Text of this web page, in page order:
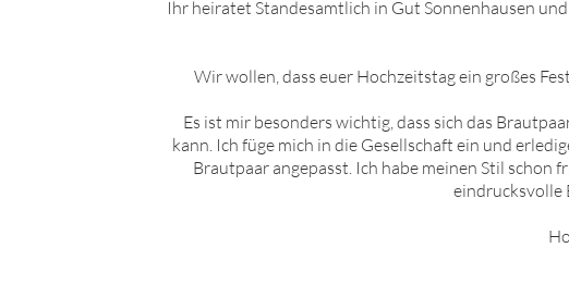
Ihr heiratet Standesamtlich in Gut Sonnenhausen
Wir wollen, dass euer Hochzeitstag ein großes
Es ist mir besonders wichtig, dass sich das
kann. Ich füge mich in die Gesellschaft ein und
Brautpaar angepasst. Ich habe meinen Stil schon
eindrucksvolle